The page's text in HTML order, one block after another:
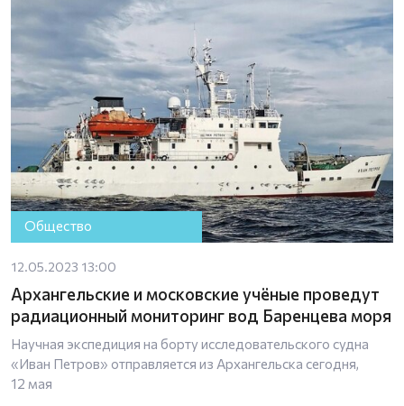
Общество
12.05.2023 13:00
Архангельские и московские учёные проведут
радиационный мониторинг вод Баренцева моря
Научная экспедиция на борту исследовательского судна
«Иван Петров» отправляется из Архангельска сегодня,
12 мая